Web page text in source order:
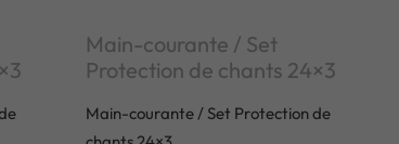
Main-courante / Set
Protection de chants 24×3
Main-courante / Set Protection de